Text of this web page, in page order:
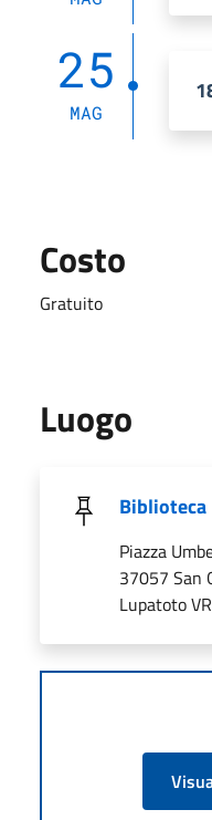
25
MAG
Costo
Gratuito
Luogo
Biblioteca
Piazza
37057 San
Lupatoto